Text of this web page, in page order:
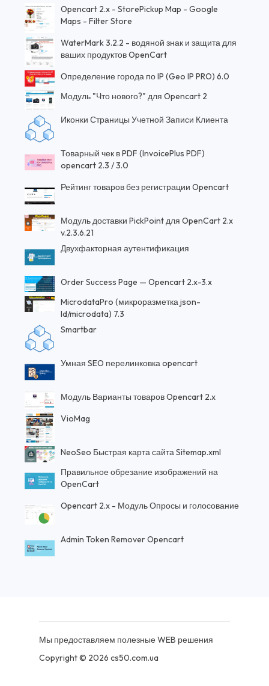
Opencart 2.x - StorePickup Map - Google
Maps - Filter Store
WaterMark 3.2.2 - водяной знак и защита для
ваших продуктов OpenCart
Определение города по IP (Geo IP PRO) 6.0
Модуль "Что нового?" для Opencart 2
Иконки Страницы Учетной Записи Клиента
Товарный чек в PDF (InvoicePlus PDF)
opencart 2.3 / 3.0
Рейтинг товаров без регистрации Opencart
Модуль доставки PickPoint для OpenCart 2.x
v.2.3.6.21
Двухфакторная аутентификация
Order Success Page — Opencart 2.x-3.x
MicrodataPro (микроразметка json-
ld/microdata) 7.3
Smartbar
Умная SEO перелинковка opencart
Модуль Варианты товаров Opencart 2.x
VioMag
NeoSeo Быстрая карта сайта Sitemap.xml
Правильное обрезание изображений на
OpenCart
Opencart 2.x - Модуль Опросы и голосование
Admin Token Remover Opencart
Мы предоставляем полезные WEB решения
Copyright © 2026 cs50.com.ua